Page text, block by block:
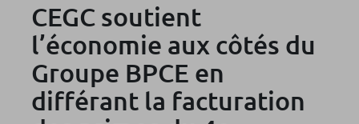
CEGC soutient
l’économie aux côtés du
Groupe BPCE en
différant la facturation